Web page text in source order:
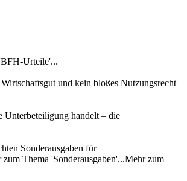
Urteile'...
und kein bloßes Nutzungsrecht
Unterbeteiligung handelt – die
Sonderausgaben für
Thema 'Sonderausgaben'...Mehr zum